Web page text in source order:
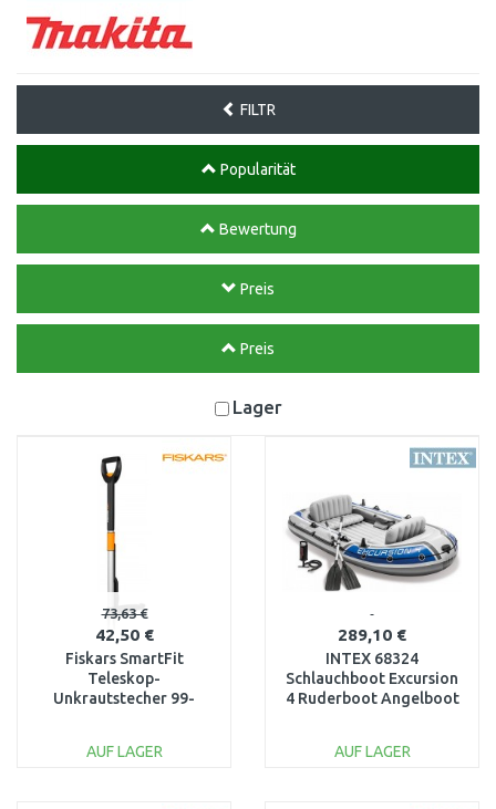
FILTR
Popularität
Bewertung
Preis
Preis
Lager
73,63 €
42,50 €
Fiskars SmartFit
Teleskop-
Unkrautstecher 99-
AUF LAGER
289,10 €
INTEX 68324
Schlauchboot Excursion
4 Ruderboot Angelboot
AUF LAGER